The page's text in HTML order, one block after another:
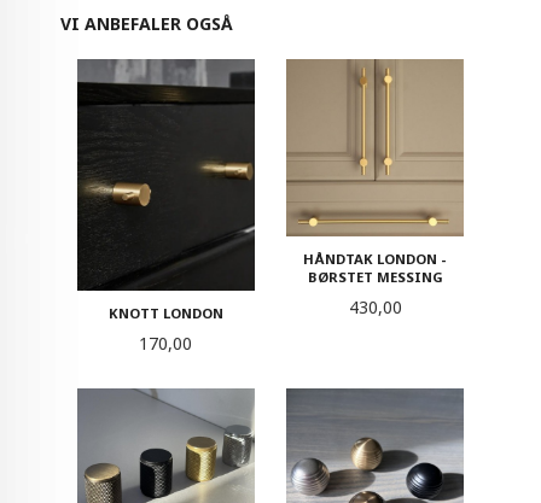
VI ANBEFALER OGSÅ
KNOTT LONDON
Pris
170,00
HÅNDTAK LONDON -
BØRSTET MESSING
Pris
430,00